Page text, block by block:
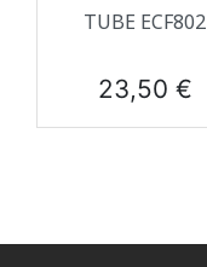
TUBE ECF802
Prix
23,50 €